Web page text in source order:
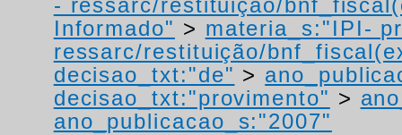
- ressarc/restituição/
Informado" > materia_s:"IPI-
ressarc/restituição/
decisao_txt:"de" >
decisao_txt:"provimento" >
ano_publicacao_s:"2007"